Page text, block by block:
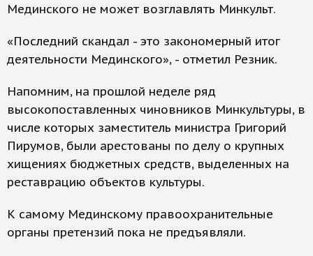
Мединского не может возглавлять Минкульт.
«Последний скандал - это закономерный итог
деятельности Мединского», - отметил Резник.
Напомним, на прошлой неделе ряд
высокопоставленных чиновников Минкультуры, в
числе которых заместитель министра Григорий
Пирумов, были арестованы по делу о крупных
хищениях бюджетных средств, выделенных на
реставрацию объектов культуры.
К самому Мединскому правоохранительные
органы претензий пока не предъявляли.